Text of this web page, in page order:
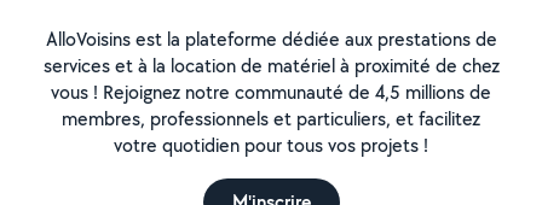
AlloVoisins est la plateforme dédiée aux prestations de
services et à la location de matériel à proximité de chez
vous ! Rejoignez notre communauté de 4,5 millions de
membres, professionnels et particuliers, et facilitez
votre quotidien pour tous vos projets !